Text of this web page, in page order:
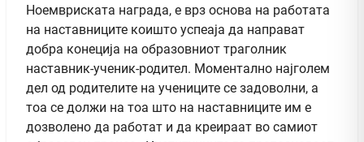
Ноемвриската награда, е врз основа на работата
на наставниците коишто успеaја да направат
добра конеција на образовниот траголник
наставник-ученик-родител. Моментално најголем
дел од родителите на учениците се задоволни, а
тоа се должи на тоа што на наставниците им е
дозволено да работат и да креираат во самиот